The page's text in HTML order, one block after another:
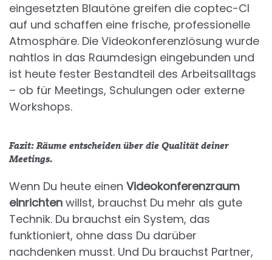
eingesetzten Blautöne greifen die coptec-CI
auf und schaffen eine frische, professionelle
Atmosphäre. Die Videokonferenzlösung wurde
nahtlos in das Raumdesign eingebunden und
ist heute fester Bestandteil des Arbeitsalltags
– ob für Meetings, Schulungen oder externe
Workshops.
Fazit: Räume entscheiden über die Qualität deiner
Meetings.
Wenn Du heute einen Videokonferenzraum
einrichten willst, brauchst Du mehr als gute
Technik. Du brauchst ein System, das
funktioniert, ohne dass Du darüber
nachdenken musst. Und Du brauchst Partner,